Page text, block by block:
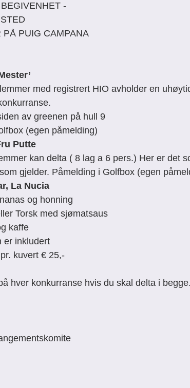
-
STED
PUIG CAMPANA
med registrert HIO avholder en
av greenen på hull 9
(egen påmelding)
Putte
kan delta ( 8 lag a 6 pers.) Her er det
som gjelder. Påmelding i Golfbox (egen
La Nucia
og honning
Torsk med sjømatsaus
kaffe
er inkludert
kuvert € 25,-
hver konkurranse hvis du skal delta i